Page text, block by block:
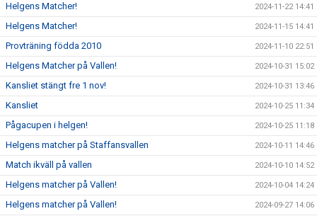
Helgens Matcher! 2024-11-22 14:41
Helgens Matcher! 2024-11-15 14:41
Provträning födda 2010 2024-11-10 22:51
Helgens Matcher på Vallen! 2024-10-31 15:02
Kansliet stängt fre 1 nov! 2024-10-31 13:46
Kansliet 2024-10-25 11:34
Pågacupen i helgen! 2024-10-25 11:18
Helgens matcher på Staffansvallen 2024-10-11 14:46
Match ikväll på vallen 2024-10-10 14:52
Helgens matcher på Vallen! 2024-10-04 14:24
Helgens matcher på Vallen! 2024-09-27 14:06